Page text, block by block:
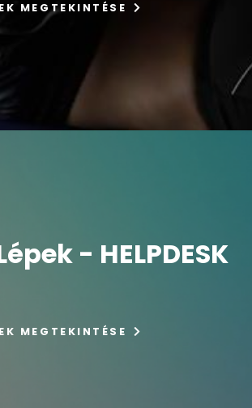
MEGTEKINTÉSE
- HELPDESK
MEGTEKINTÉSE